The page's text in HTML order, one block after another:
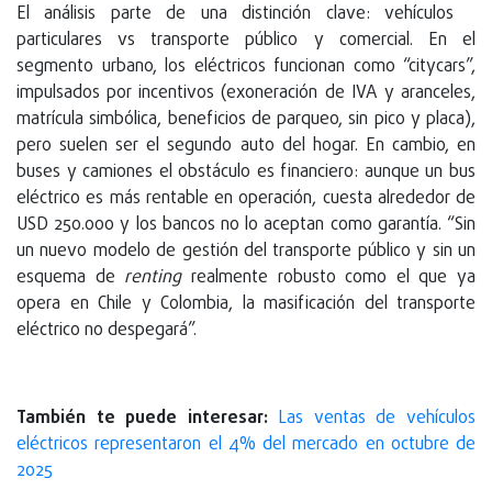
El análisis parte de una distinción clave: vehículos
particulares vs transporte público y comercial. En el
segmento urbano, los eléctricos funcionan como “citycars”,
impulsados por incentivos (exoneración de IVA y aranceles,
matrícula simbólica, beneficios de parqueo, sin pico y placa),
pero suelen ser el segundo auto del hogar. En cambio, en
buses y camiones el obstáculo es financiero: aunque un bus
eléctrico es más rentable en operación, cuesta alrededor de
USD 250.000 y los bancos no lo aceptan como garantía. “Sin
un nuevo modelo de gestión del transporte público y sin un
esquema de rentingrealmente robusto como el que ya
opera en Chile y Colombia, la masificación del transporte
eléctrico no despegará”.
También te puede interesar: Las ventas de vehículos
eléctricos representaron el 4% del mercado en octubre de
2025